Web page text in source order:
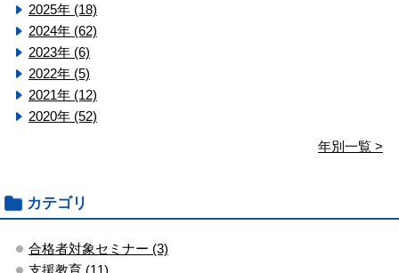
2025年 (18)
2024年 (62)
2023年 (6)
2022年 (5)
2021年 (12)
2020年 (52)
年別一覧 >
カテゴリ
合格者対象セミナー (3)
支援教育 (11)